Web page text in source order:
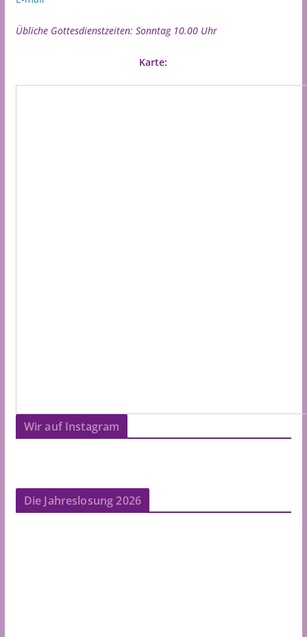
Übliche Gottesdienstzeiten: Sonntag 10.00 Uhr
Karte:
Wir auf Instagram
Die Jahreslosung 2026